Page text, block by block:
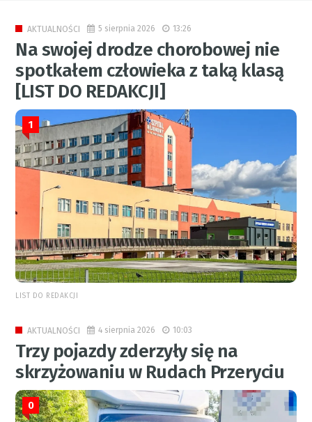
AKTUALNOŚCI 5 sierpnia 2026 13:26
Na swojej drodze chorobowej nie
spotkałem człowieka z taką klasą
[LIST DO REDAKCJI]
1
LIST DO REDAKCJI
AKTUALNOŚCI 4 sierpnia 2026 10:03
Trzy pojazdy zderzyły się na
skrzyżowaniu w Rudach Przeryciu
0